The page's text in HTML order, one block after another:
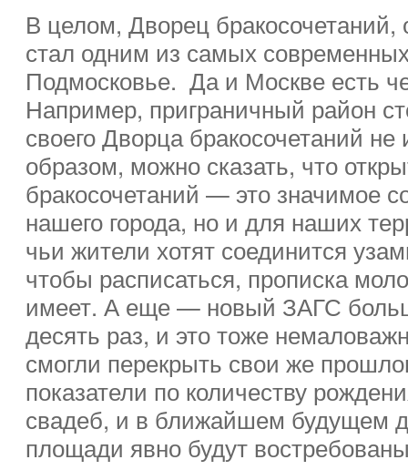
В целом, Дворец бракосочетаний,
стал одним из самых
Подмосковье. Да и Москве есть
Например, приграничный район
своего Дворца бракосочетаний
образом, можно сказать, что
бракосочетаний — это значимое
нашего города, но и для наших
чьи жители хотят соединится
чтобы расписаться, прописка
имеет. А еще — новый ЗАГС
десять раз, и это тоже
смогли перекрыть свои же
показатели по количеству
свадеб, и в ближайшем будущем
площади явно будут